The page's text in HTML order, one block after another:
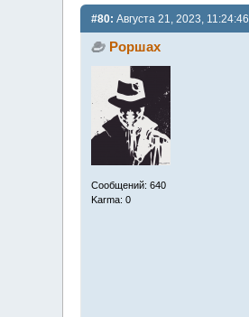
#80: Августа 21, 2023, 11:24:46
Роршах
Сообщений: 640
Karma: 0